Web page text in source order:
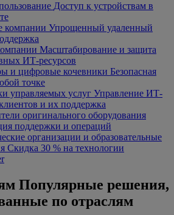
Доступ к устройствам в
компании Упрощенный удаленный
Масштабирование и защита
ИТ-ресурсов
и цифровые кочевники Безопасная
точке
управляемых услуг Управление ИТ-
и их поддержка
оригинального оборудования
поддержки и операций
организации и образовательные
Скидка 30 % на технологии
Популярные решения,
по отраслям